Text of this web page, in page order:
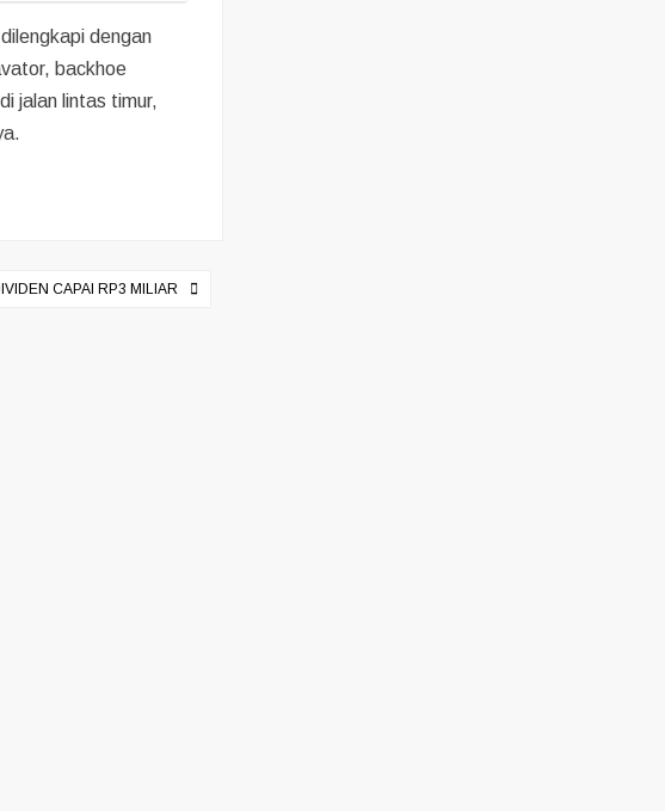
dengan
backhoe
jalan lintas timur,
CAPAI RP3 MILIAR